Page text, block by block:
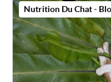
Nutrition Du Chat -